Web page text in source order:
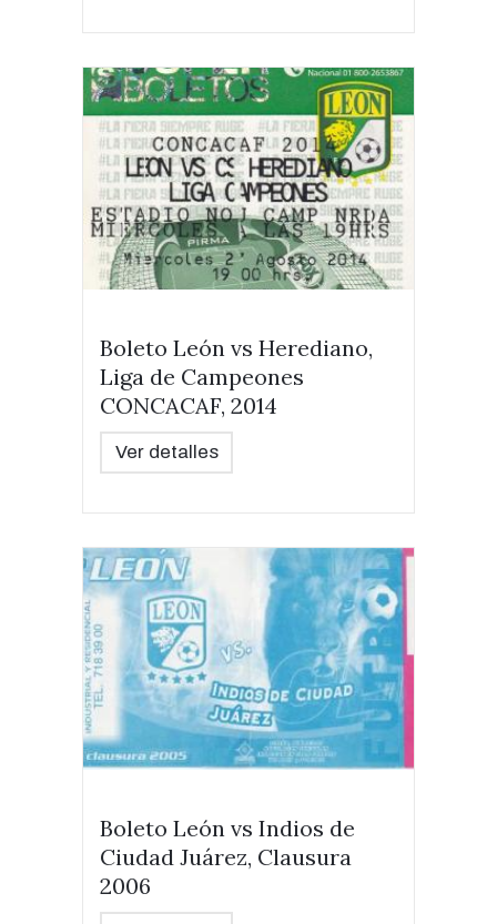
Boleto León vs Herediano,
Liga de Campeones
CONCACAF, 2014
Ver detalles
Boleto León vs Indios de
Ciudad Juárez, Clausura
2006